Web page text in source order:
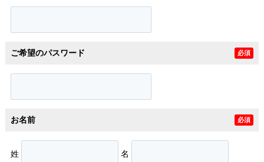
ご希望のパスワード 必須
お名前 必須
姓 名